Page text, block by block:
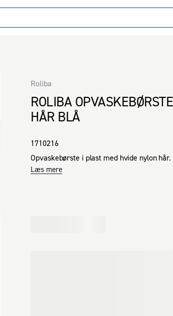
ROLIBA
HÅR BLÅ
Roliba
1710216
Opvaskebørste i plast med hvide nylon hår.
Læs mere